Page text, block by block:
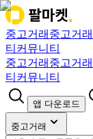
중고거래 중고거래
티 커뮤니티
중고거래 중고거래
티 커뮤니티
앱 다운로드
중고거래